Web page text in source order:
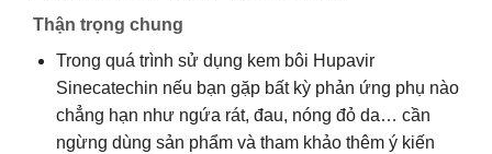
Thận trọng chung
Trong quá trình sử dụng kem bôi Hupavir
Sinecatechin nếu bạn gặp bất kỳ phản ứng phụ nào
chẳng hạn như ngứa rát, đau, nóng đỏ da… cần
ngừng dùng sản phẩm và tham khảo thêm ý kiến